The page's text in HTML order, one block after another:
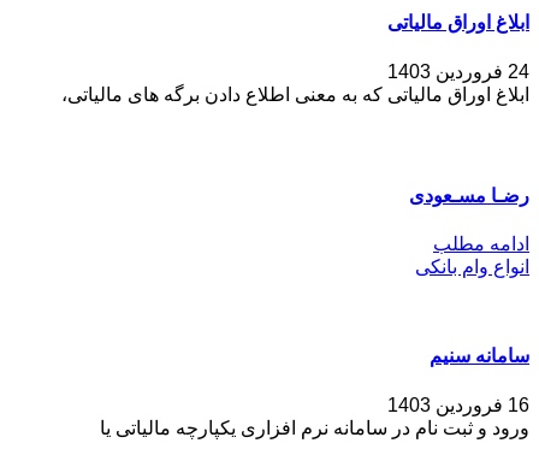
ابلاغ اوراق مالیاتی
24 فروردین 1403
ابلاغ اوراق مالیاتی که به معنی اطلاع دادن برگه های مالیاتی،
رضـا مسـعودی
ادامه مطلب
انواع وام بانکی
سامانه سنیم
16 فروردین 1403
ورود و ثبت نام در سامانه نرم افزاری یکپارچه مالیاتی یا